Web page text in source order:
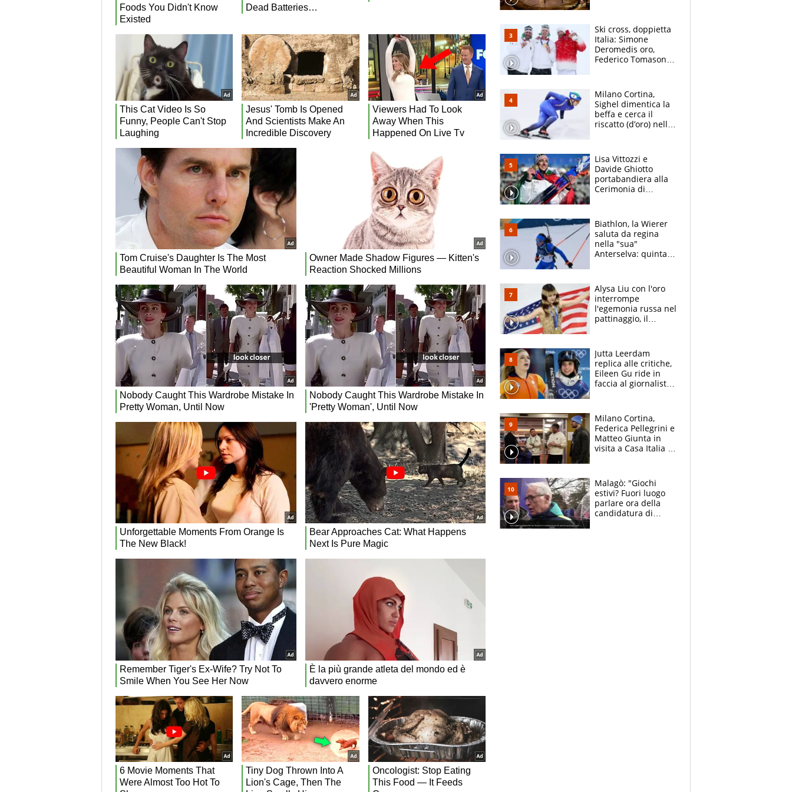
di fondo
Ski cross, doppietta
Italia: Simone
Deromedis oro,
Federico Tomasoni
podio
Milano Cortina,
Sighel dimentica la
beffa e cerca il
riscatto (d’oro) nella
Lisa Vittozzi e
Davide Ghiotto
portabandiera alla
Cerimonia di
svolta
Biathlon, la Wierer
saluta da regina
nella "sua"
Anterselva: quinta
così"
Alysa Liu con l'oro
interrompe
l'egemonia russa nel
pattinaggio, il
presidente Donald
Trump
Jutta Leerdam
replica alle critiche,
Eileen Gu ride in
faccia al giornalista:
Milano Cortina,
Federica Pellegrini e
Matteo Giunta in
visita a Casa Italia a
Malagò: "Giochi
estivi? Fuori luogo
parlare ora della
candidatura di